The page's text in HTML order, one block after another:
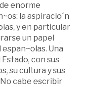
enorme
la aspiracio´n
y en particular
un papel
Una
con sus
su cultura y sus
cabe escribir